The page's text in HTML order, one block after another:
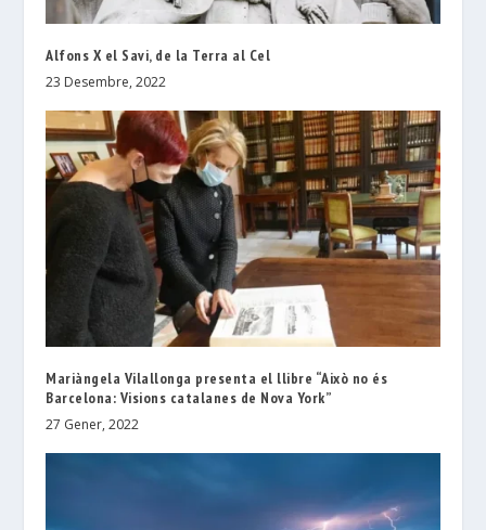
Alfons X el Savi, de la Terra al Cel
23 Desembre, 2022
Mariàngela Vilallonga presenta el llibre “Això no és
Barcelona: Visions catalanes de Nova York”
27 Gener, 2022